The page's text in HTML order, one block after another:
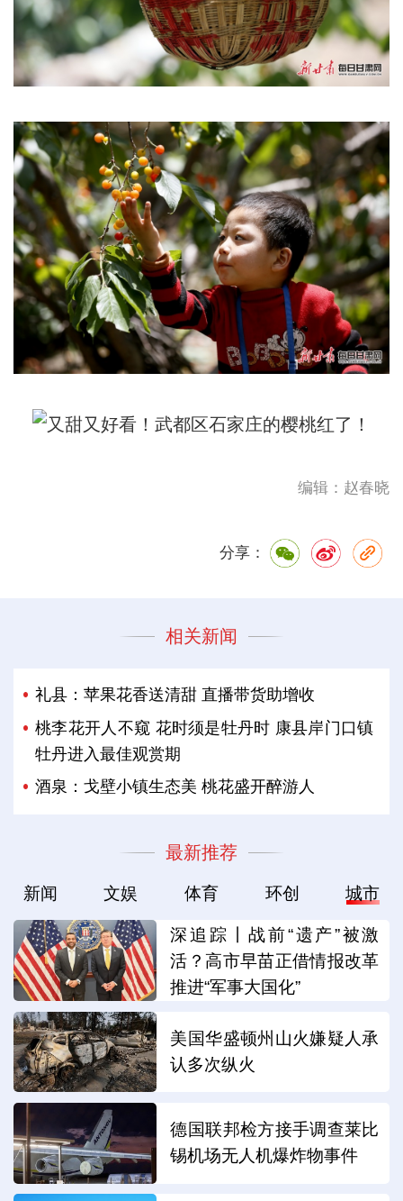
编辑：赵春晓
分享：
相关新闻
礼县：苹果花香送清甜 直播带货助增收
桃李花开人不窥 花时须是牡丹时 康县岸门口镇
牡丹进入最佳观赏期
酒泉：戈壁小镇生态美 桃花盛开醉游人
最新推荐
新闻 文娱 体育 环创 城市
深追踪丨战前“遗产”被激
活？高市早苗正借情报改革
推进“军事大国化”
美国华盛顿州山火嫌疑人承
认多次纵火
德国联邦检方接手调查莱比
锡机场无人机爆炸物事件